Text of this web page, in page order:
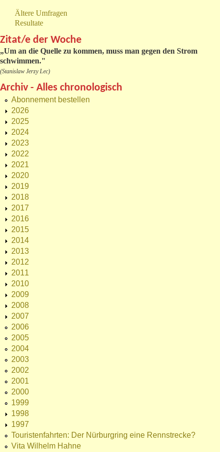
Ältere Umfragen
Resultate
Zitat/e der Woche
„Um an die Quelle zu kommen, muss man gegen den Strom
schwimmen."
(Stanislaw Jerzy Lec)
Archiv - Alles chronologisch
Abonnement bestellen
2026
2025
2024
2023
2022
2021
2020
2019
2018
2017
2016
2015
2014
2013
2012
2011
2010
2009
2008
2007
2006
2005
2004
2003
2002
2001
2000
1999
1998
1997
Touristenfahrten: Der Nürburgring eine Rennstrecke?
Vita Wilhelm Hahne